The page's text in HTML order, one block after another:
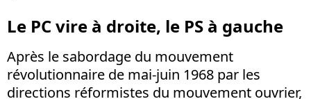
Le PC vire à droite, le PS à gauche
Après le sabordage du mouvement
révolutionnaire de mai-juin 1968 par les
directions réformistes du mouvement ouvrier,